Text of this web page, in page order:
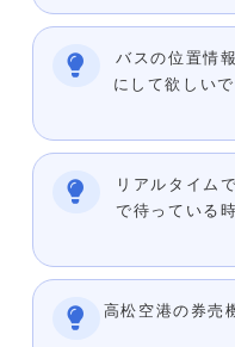
バスの位置情
にして欲しい
リアルタイム
で待っている
高松空港の券売